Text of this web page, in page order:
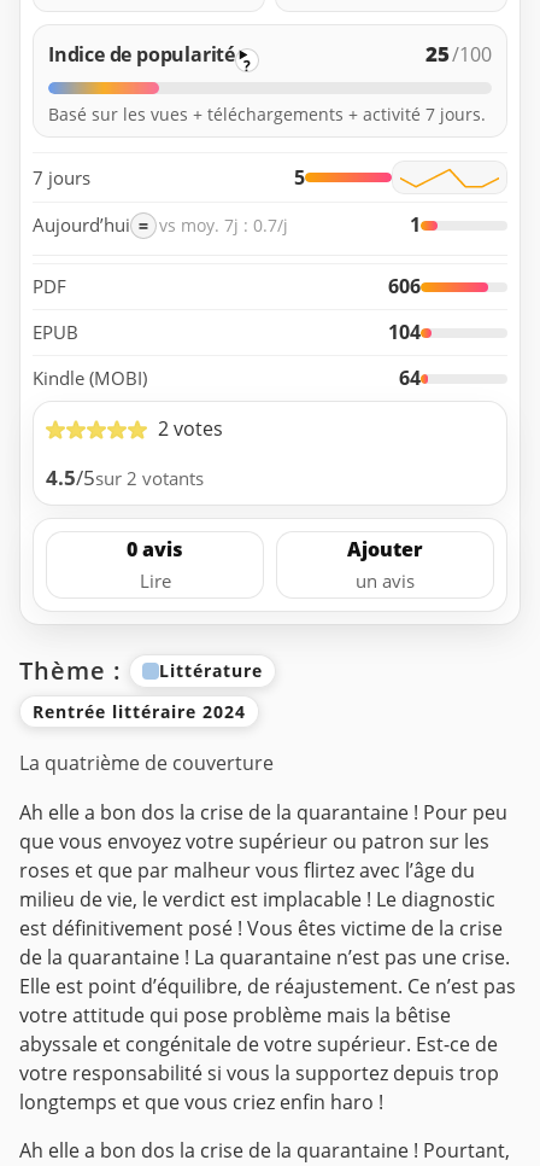
Indice de popularité ? 25/100
Basé sur les vues + téléchargements + activité 7 jours.
7 jours 5
Aujourd’hui = vs moy. 7j : 0.7/j 1
PDF 606
EPUB 104
Kindle (MOBI)
64
2 votes
4.5/5sur 2 votants
0 avis
Lire
Ajouter
un avis
Thème :
Littérature
Rentrée littéraire 2024
La quatrième de couverture
Ah elle a bon dos la crise de la quarantaine ! Pour peu
que vous envoyez votre supérieur ou patron sur les
roses et que par malheur vous flirtez avec l’âge du
milieu de vie, le verdict est implacable ! Le diagnostic
est définitivement posé ! Vous êtes victime de la crise
de la quarantaine ! La quarantaine n’est pas une crise.
Elle est point d’équilibre, de réajustement. Ce n’est pas
votre attitude qui pose problème mais la bêtise
abyssale et congénitale de votre supérieur. Est-ce de
votre responsabilité si vous la supportez depuis trop
longtemps et que vous criez enfin haro !
Ah elle a bon dos la crise de la quarantaine ! Pourtant,